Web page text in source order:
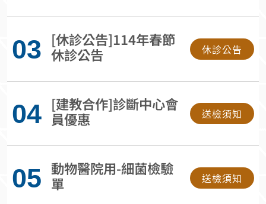
03 [休診公告]114年春節
休診公告
休診公告
04 [建教合作]診斷中心會
員優惠
送檢須知
05 動物醫院用-細菌檢驗
單
送檢須知